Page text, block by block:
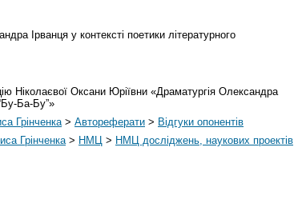
Ірванця у контексті поетики літературного
Ніколаєвої Оксани Юріївни «Драматургія Олександра
Ба-Бу”»
Грінченка > Автореферати > Відгуки опонентів
Грінченка > НМЦ > НМЦ досліджень, наукових проектів